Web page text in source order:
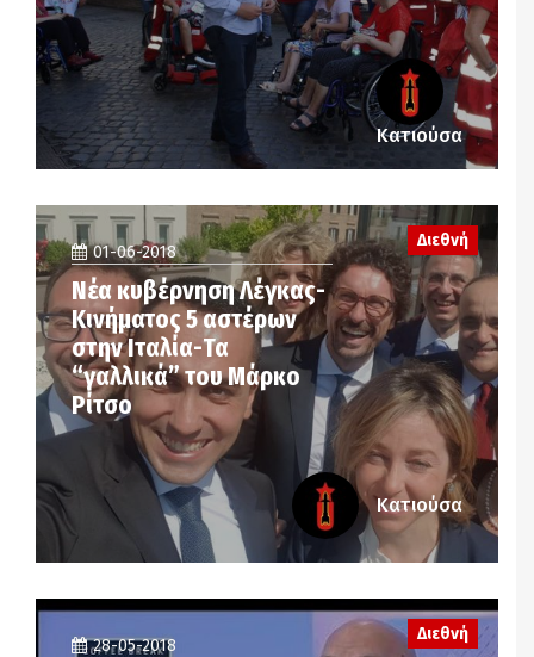
Κατιούσα
01-06-2018
Νέα κυβέρνηση Λέγκας-
Κινήματος 5 αστέρων
στην Ιταλία-Τα
“γαλλικά” του Μάρκο
Ρίτσο
Διεθνή
Κατιούσα
28-05-2018
Διεθνή